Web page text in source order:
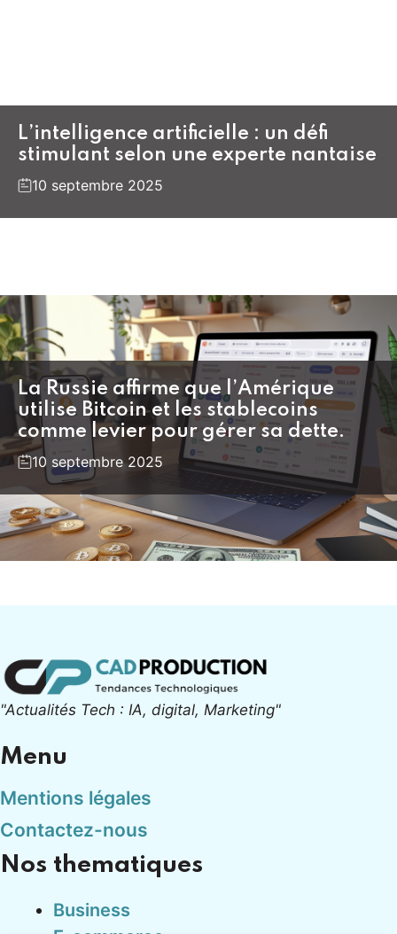
L’intelligence artificielle : un défi
stimulant selon une experte nantaise
10 septembre 2025
La Russie affirme que l’Amérique
utilise Bitcoin et les stablecoins
comme levier pour gérer sa dette.
10 septembre 2025
"Actualités Tech : IA, digital, Marketing"
Menu
Mentions légales
Contactez-nous
Nos thematiques
Business